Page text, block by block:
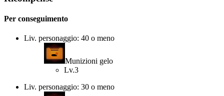
Per conseguimento
Liv. personaggio: 40 o meno
Munizioni gelo
Lv.3
Liv. personaggio: 30 o meno